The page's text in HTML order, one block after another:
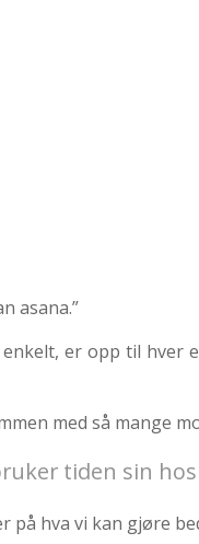
asana.”
er opp til hver
med så mange
tiden sin hos
på hva vi kan gjøre